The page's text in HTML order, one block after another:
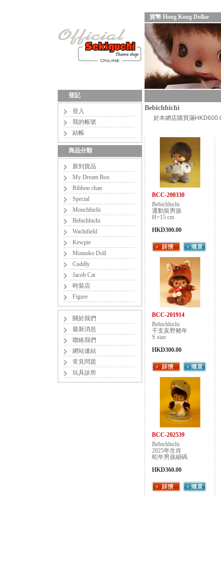
貨幣 Hong Kong Dollar
登記
登入
我的帳號
結帳
商品分類
新到貨品
My Dream Box
Ribbon chan
Special
Monchhichi
Bebichhichi
Wachifield
Kewpie
Momoko Doll
Cuddly
Jacob Cat
時裝店
Figure
關於我們
最新消息
聯絡我們
網站連結
常見問題
玩具診所
Bebichhichi
於本網店購買滿
BCC-200330
Bebichhichi
運動裝男孩
H=15 cm
HKD300.00
BCC-201914
Bebichhichi
干支亥野豬年
S size
HKD300.00
BCC-202539
Bebichhichi
2025年生肖
蛇年男孩細碼
HKD360.00